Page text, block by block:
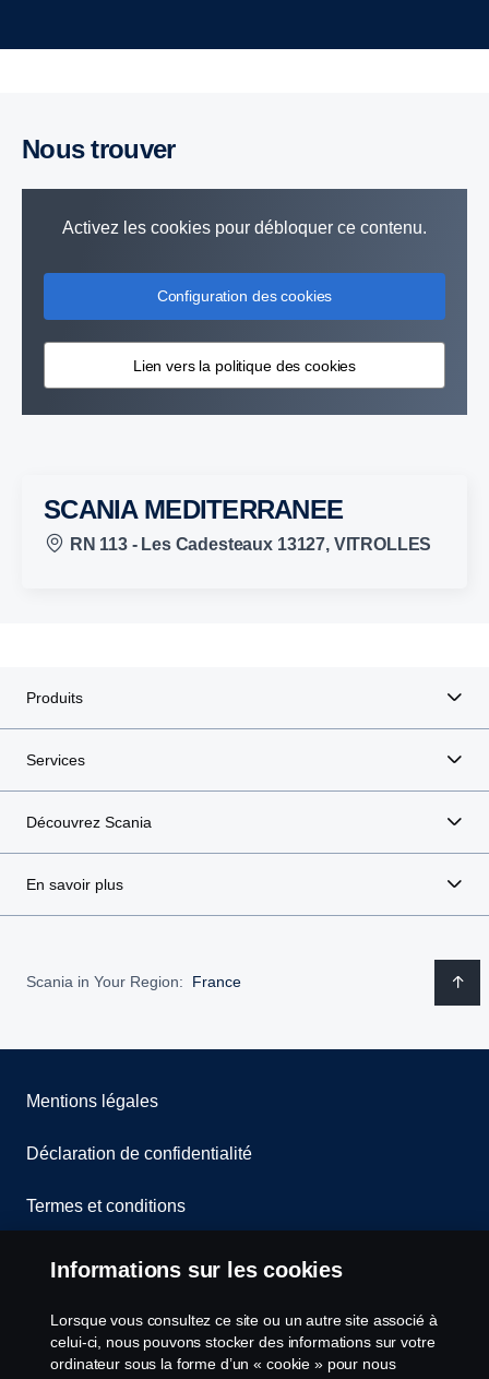
Nous trouver
Activez les cookies pour débloquer ce contenu.
Configuration des cookies
Lien vers la politique des cookies
SCANIA MEDITERRANEE
RN 113 - Les Cadesteaux 13127, VITROLLES
Produits
Services
Découvrez Scania
En savoir plus
Scania in Your Region: France
Mentions légales
Déclaration de confidentialité
Termes et conditions
Contactez-nous
Lanceurs d’alerte
Politique de cookies
Informations sur les cookies
Lorsque vous consultez ce site ou un autre site associé à
celui-ci, nous pouvons stocker des informations sur votre
ordinateur sous la forme d’un « cookie » pour nous